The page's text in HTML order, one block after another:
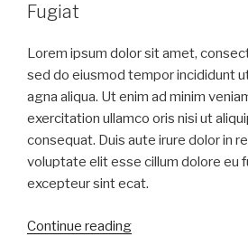
Fugiat
Lorem ipsum dolor sit amet,
sed do eiusmod tempor incididunt
agna aliqua. Ut enim ad minim
exercitation ullamco oris nisi ut
consequat. Duis aute irure dolor in
voluptate elit esse cillum dolore eu
excepteur sint ecat.
Continue reading